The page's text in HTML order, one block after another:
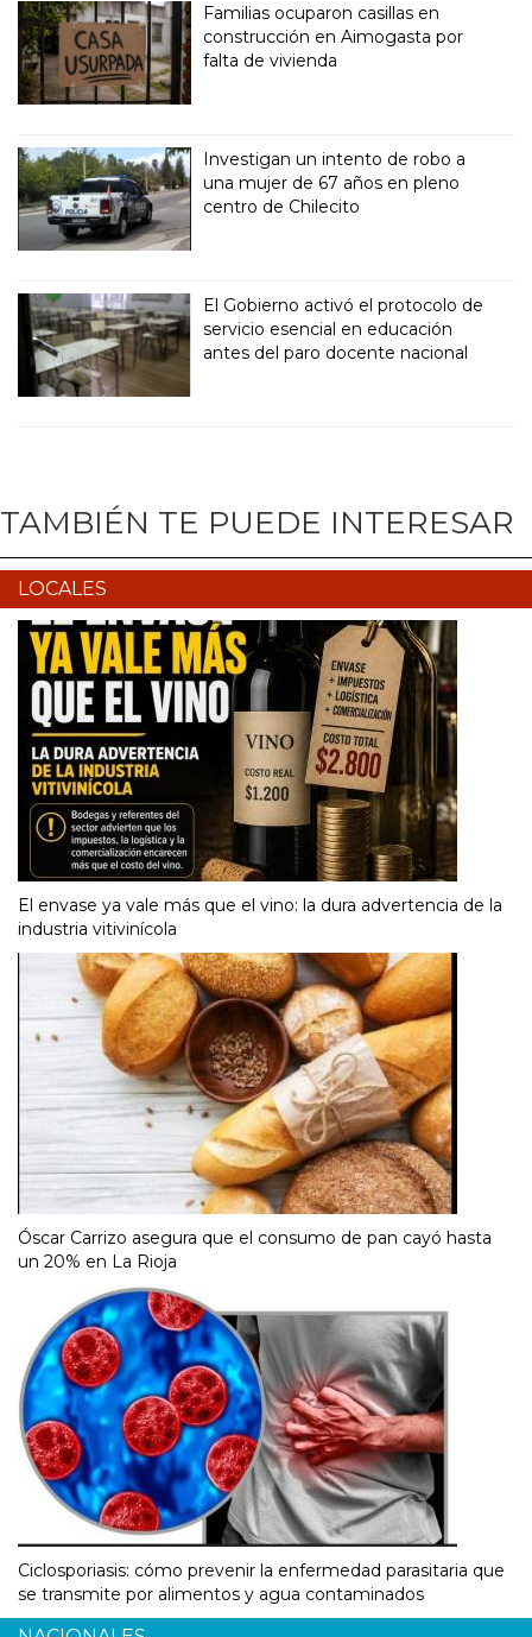
Familias ocuparon casillas en
construcción en Aimogasta por
falta de vivienda
Investigan un intento de robo a
una mujer de 67 años en pleno
centro de Chilecito
El Gobierno activó el protocolo de
servicio esencial en educación
antes del paro docente nacional
TAMBIÉN TE PUEDE INTERESAR
LOCALES
El envase ya vale más que el vino: la dura advertencia de la
industria vitivinícola
Óscar Carrizo asegura que el consumo de pan cayó hasta
un 20% en La Rioja
Ciclosporiasis: cómo prevenir la enfermedad parasitaria que
se transmite por alimentos y agua contaminados